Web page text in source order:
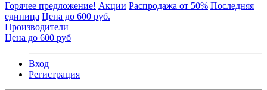
Горячее предложение! Акции Распродажа от 50% Последняя
единица Цена до 600 руб.
Производители
Цена до 600 руб
Вход
Регистрация